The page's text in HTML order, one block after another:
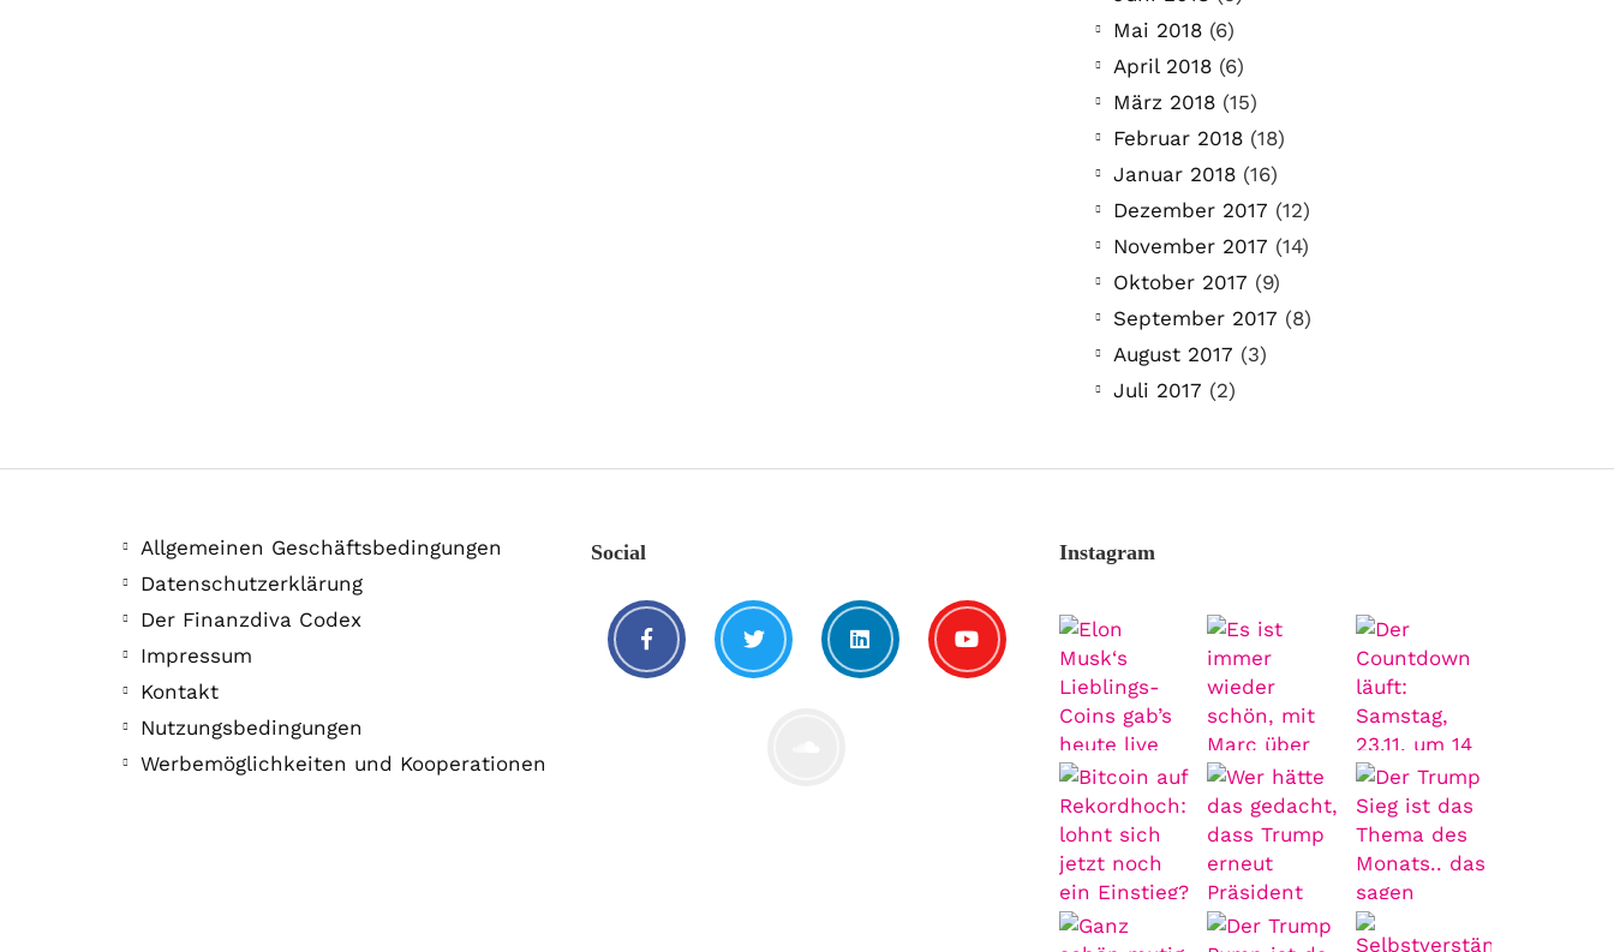
Mai 2018 (6)
April 2018 (6)
März 2018 (15)
Februar 2018 (18)
Januar 2018 (16)
Dezember 2017 (12)
November 2017 (14)
Oktober 2017 (9)
September 2017 (8)
August 2017 (3)
Juli 2017 (2)
Allgemeinen Geschäftsbedingungen
Datenschutzerklärung
Der Finanzdiva Codex
Impressum
Kontakt
Nutzungsbedingungen
Werbemöglichkeiten und Kooperationen
Social Instagram